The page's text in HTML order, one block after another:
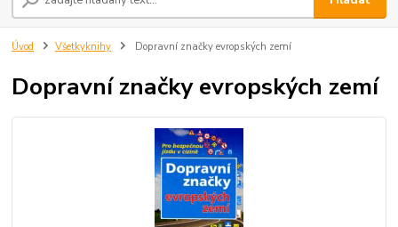
Úvod Všetkyknihy Dopravní značky evropských zemí
Dopravní značky evropských zemí